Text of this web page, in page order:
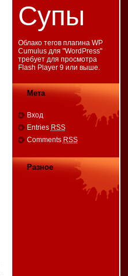
Супы
Облако тегов плагина WP
Cumulus для "WordPress"
требует для просмотра
Flash Player 9 или выше.
Мета
Вход
Entries RSS
Comments RSS
Разное